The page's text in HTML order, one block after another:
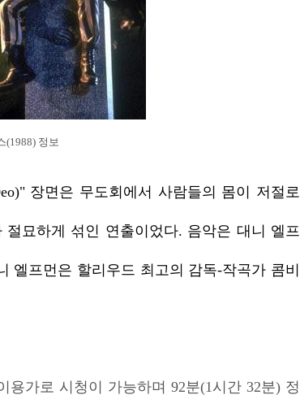
(1988) 정보
장면은 무도회에서 사람들의 몸이 저절로
묘하게 섞인 연출이었다. 음악은 대니 엘프
엘프먼은 할리우드 최고의 감독-작곡가 콤비
가로 시청이 가능하며 92분(1시간 32분) 정